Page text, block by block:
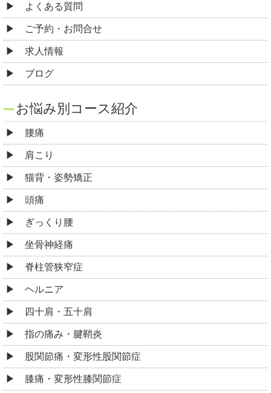
よくある質問
ご予約・お問合せ
求人情報
ブログ
お悩み別コース紹介
腰痛
肩こり
猫背・姿勢矯正
頭痛
ぎっくり腰
坐骨神経痛
脊柱管狭窄症
ヘルニア
四十肩・五十肩
指の痛み・腱鞘炎
股関節痛・変形性股関節症
膝痛・変形性膝関節症